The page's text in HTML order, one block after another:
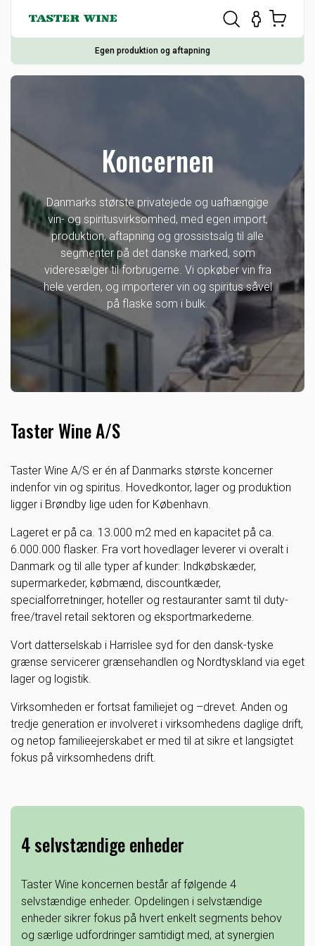
Egen produktion og aftapning
Koncernen
Danmarks største privatejede og uafhængige
vin- og spiritusvirksomhed, med egen import,
produktion, aftapning og grossistsalg til alle
segmenter på det danske marked, som
videresælger til forbrugerne. Vi opkøber vin fra
hele verden, og importerer vin og spiritus såvel
på flaske som i bulk.
Taster Wine A/S
Taster Wine A/S er én af Danmarks største koncerner
indenfor vin og spiritus. Hovedkontor, lager og produktion
ligger i Brøndby lige uden for København.
Lageret er på ca. 13.000 m2 med en kapacitet på ca.
6.000.000 flasker. Fra vort hovedlager leverer vi overalt i
Danmark og til alle typer af kunder: Indkøbskæder,
supermarkeder, købmænd, discountkæder,
specialforretninger, hoteller og restauranter samt til duty-
free/travel retail sektoren og eksportmarkederne.
Vort datterselskab i Harrislee syd for den dansk-tyske
grænse servicerer grænsehandlen og Nordtyskland via eget
lager og logistik.
Virksomheden er fortsat familiejet og –drevet. Anden og
tredje generation er involveret i virksomhedens daglige drift,
og netop familieejerskabet er med til at sikre et langsigtet
fokus på virksomhedens drift.
4 selvstændige enheder
Taster Wine koncernen består af følgende 4
selvstændige enheder. Opdelingen i selvstændige
enheder sikrer fokus på hvert enkelt segments behov
og særlige udfordringer samtidigt med, at synergien